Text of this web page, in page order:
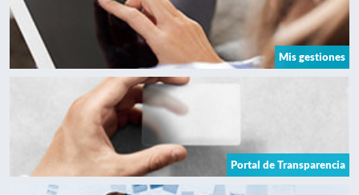
Mis gestiones
Portal de Transparencia